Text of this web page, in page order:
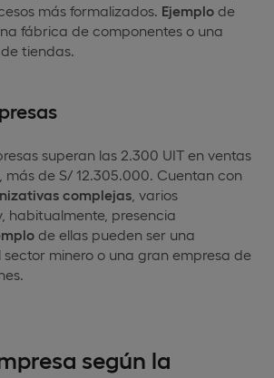
más formalizados. Ejemplo de
fábrica de componentes o una
tiendas.
superan las 2.300 UIT en ventas
más de S/ 12.305.000. Cuentan con
complejas , varios
habitualmente, presencia
de ellas pueden ser una
minero o una gran empresa de
según la